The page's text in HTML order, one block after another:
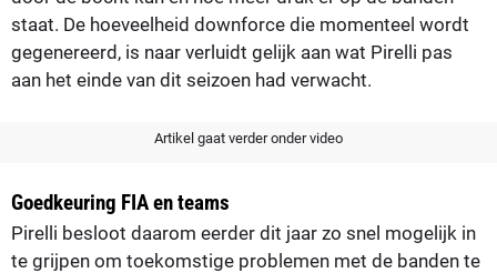
staat. De hoeveelheid downforce die momenteel wordt
gegenereerd, is naar verluidt gelijk aan wat Pirelli pas
aan het einde van dit seizoen had verwacht.
Artikel gaat verder onder video
Goedkeuring FIA en teams
Pirelli besloot daarom eerder dit jaar zo snel mogelijk in
te grijpen om toekomstige problemen met de banden te